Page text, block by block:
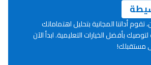
أداتنا المجانية بتحليل اهتماماتك
بأفضل الخيارات التعليمية. ابدأ الآن
مستقبلك!